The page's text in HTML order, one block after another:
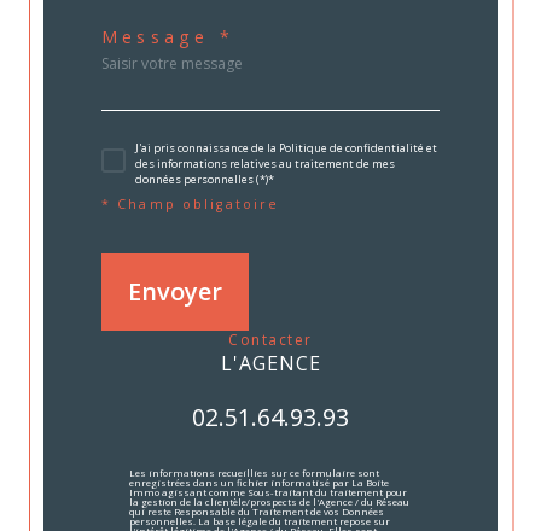
Message *
J'ai pris connaissance de la Politique de confidentialité et
des informations relatives au traitement de mes
données personnelles (*)*
* Champ obligatoire
Envoyer
contacter
L'AGENCE
02.51.64.93.93
Les informations recueillies sur ce formulaire sont
enregistrées dans un fichier informatisé par La Boite
Immo agissant comme Sous-traitant du traitement pour
la gestion de la clientèle/prospects de l'Agence / du Réseau
qui reste Responsable du Traitement de vos Données
personnelles. La base légale du traitement repose sur